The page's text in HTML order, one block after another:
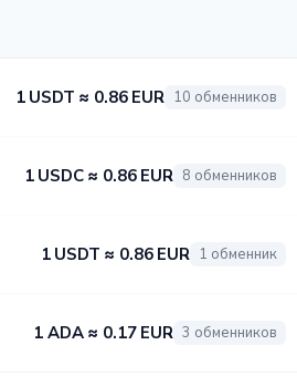
1 USDT ≈ 0.86 EUR 10 обменников
1 USDC ≈ 0.86 EUR 8 обменников
1 USDT ≈ 0.86 EUR 1 обменник
1 ADA ≈ 0.17 EUR 3 обменников